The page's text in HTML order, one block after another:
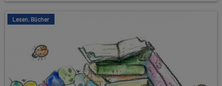
Lesen, Bücher